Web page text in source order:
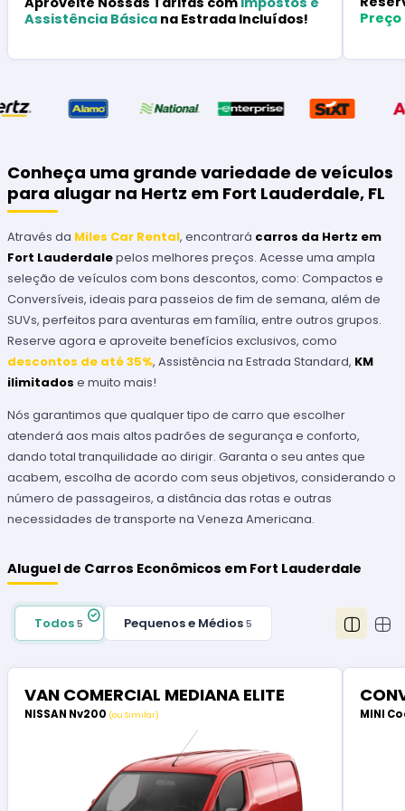
Assistência Básica na Estrada Incluídos!
Preço
Conheça uma grande variedade de veículos
para alugar na Hertz em Fort Lauderdale, FL
Através da Miles Car Rental, encontrará carros da Hertz em
Fort Lauderdalepelos melhores preços. Acesse uma ampla
seleção de veículos com bons descontos, como: Compactos e
Conversíveis, ideais para passeios de fim de semana, além de
SUVs, perfeitos para aventuras em família, entre outros grupos.
Reserve agora e aproveite benefícios exclusivos, como
descontos de até 35%, Assistência na Estrada Standard, KM
ilimitados e muito mais!
Nós garantimos que qualquer tipo de carro que escolher
atenderá aos mais altos padrões de segurança e conforto,
dando total tranquilidade ao dirigir. Garanta o seu antes que
acabem, escolha de acordo com seus objetivos, considerando o
número de passageiros, a distância das rotas e outras
necessidades de transporte na Veneza Americana.
Aluguel de Carros Econômicos em Fort Lauderdale
Todos5 Pequenos e Médios 5
VAN COMERCIAL MEDIANA ELITE
NISSAN Nv200 (ou Similar) MINI